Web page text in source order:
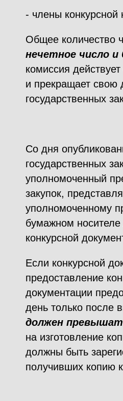
- члены конкурсной
Общее количество
нечетное число
комиссия
и прекращает свою
государственных
Со дня
государственных
уполномоченный
закупок,
уполномоченному
бумажном
конкурсной
Если конкурсной
предоставление
документации
день только после
должен
на изготовление
должны быть
получивших копию